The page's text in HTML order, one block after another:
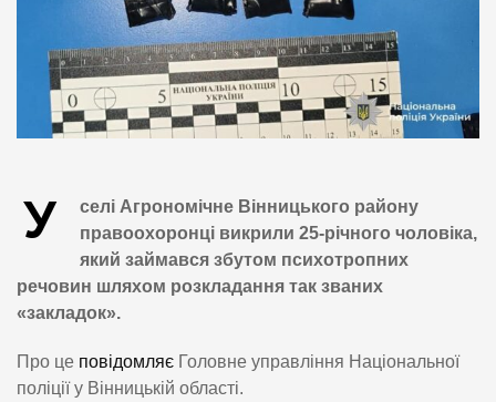
У
селі Агрономічне Вінницького району
правоохоронці викрили 25-річного чоловіка,
який займався збутом психотропних
речовин шляхом розкладання так званих
«закладок».
Про це повідомляє Головне управління Національної
поліції у Вінницькій області.